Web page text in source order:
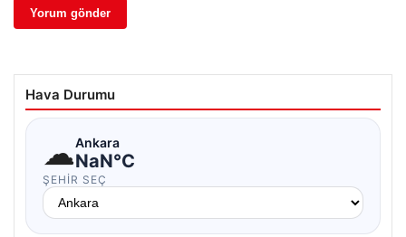
Hava Durumu
☁Ankara
NaN°C
ŞEHIR SEÇ